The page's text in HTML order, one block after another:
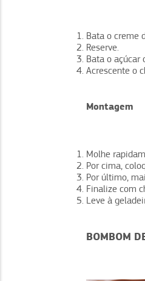
Bata o creme
Reserve.
Bata o açúcar
Acrescente o
Montagem
Molhe
Por cima,
Por último,
Finalize com
Leve à
BOMBOM